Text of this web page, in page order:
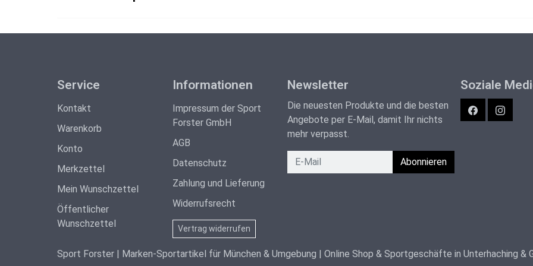
Service
Kontakt
Warenkorb
Konto
Merkzettel
Mein Wunschzettel
Öffentlicher
Wunschzettel
Informationen
Impressum der Sport
Forster GmbH
AGB
Datenschutz
Zahlung und Lieferung
Widerrufsrecht
Vertrag widerrufen
Newsletter
Die neuesten Produkte und die besten
Angebote per E-Mail, damit Ihr nichts
mehr verpasst.
Newsletter Abonnieren
Soziale
FacebookInstagram
Sport Forster | Marken-Sportartikel für München & Umgebung | Online Shop & Sportgeschäfte in Unterhaching &